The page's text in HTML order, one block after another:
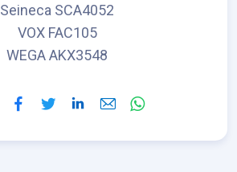
Seineca SCA4052
VOX FAC105
WEGA AKX3548